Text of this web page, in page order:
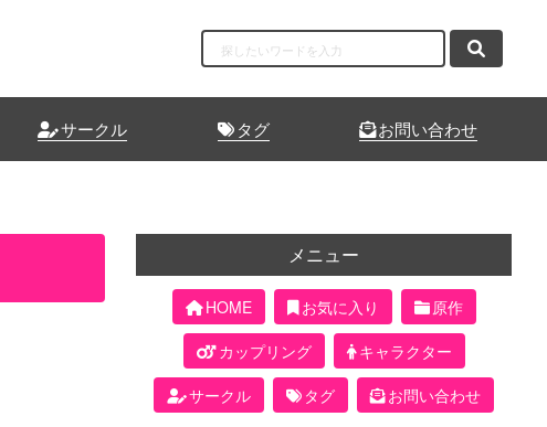
サークル タグ お問い合わせ
メニュー
HOME お気に入り
原作
カップリング
キャラクター
サークル
タグ お問い合わせ